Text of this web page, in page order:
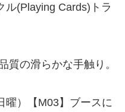
ル(Playing Cards)トラ
質の滑らかな手触り。
曜）【M03】ブースに